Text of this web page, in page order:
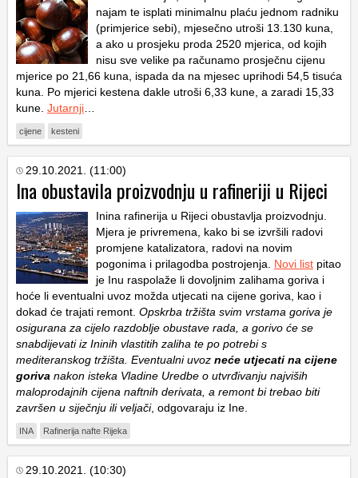
najam te isplati minimalnu plaću jednom radniku
(primjerice sebi), mjesečno utroši 13.130 kuna,
a ako u prosjeku proda 2520 mjerica, od kojih
nisu sve velike pa računamo prosječnu cijenu
mjerice po 21,66 kuna, ispada da na mjesec uprihodi 54,5 tisuća
kuna. Po mjerici kestena dakle utroši 6,33 kune, a zaradi 15,33
kune. Jutarnji…
cijene kesteni
29.10.2021. (11:00)
Ina obustavila proizvodnju u rafineriji u Rijeci
Inina rafinerija u Rijeci obustavlja proizvodnju.
Mjera je privremena, kako bi se izvršili radovi
promjene katalizatora, radovi na novim
pogonima i prilagodba postrojenja. Novi list pitao
je Inu raspolaže li dovoljnim zalihama goriva i
hoće li eventualni uvoz možda utjecati na cijene goriva, kao i
dokad će trajati remont. Opskrba tržišta svim vrstama goriva je
osigurana za cijelo razdoblje obustave rada, a gorivo će se
snabdijevati iz Ininih vlastitih zaliha te po potrebi s
mediteranskog tržišta. Eventualni uvoz neće utjecati na cijene
goriva nakon isteka Vladine Uredbe o utvrđivanju najviših
maloprodajnih cijena naftnih derivata, a remont bi trebao biti
završen u siječnju ili veljači, odgovaraju iz Ine.
INA Rafinerija nafte Rijeka
29.10.2021. (10:30)